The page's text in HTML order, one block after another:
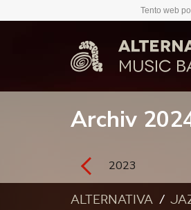
Tento web
Archiv
2023
Alternativa